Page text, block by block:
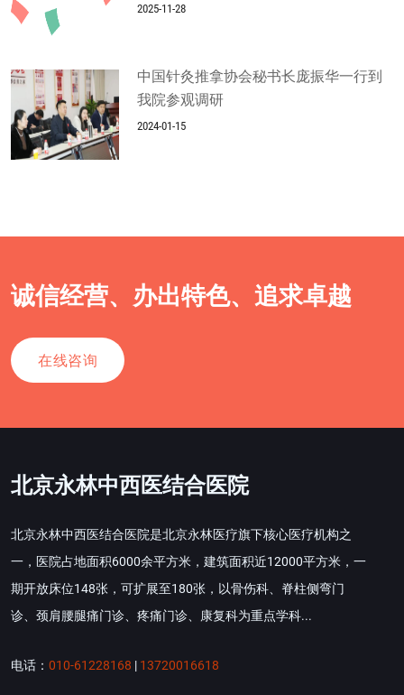
2025-11-28
中国针灸推拿协会秘书长庞振华一行到
我院参观调研
2024-01-15
诚信经营、办出特色、追求卓越
在线咨询
北京永林中西医结合医院
北京永林中西医结合医院是北京永林医疗旗下核心医疗机构之
一，医院占地面积6000余平方米，建筑面积近12000平方米，一
期开放床位148张，可扩展至180张，以骨伤科、脊柱侧弯门
诊、颈肩腰腿痛门诊、疼痛门诊、康复科为重点学科...
电话： 010-61228168 | 13720016618